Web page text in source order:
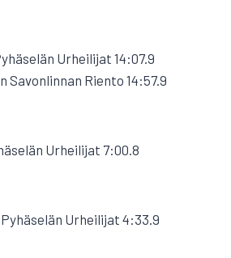
Urheilijat 14:07.9
Savonlinnan Riento 14:57.9
Urheilijat 7:00.8
Urheilijat 4:33.9